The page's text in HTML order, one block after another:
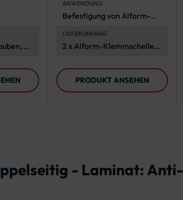
4
x
x
ANWENDUNG
Befestigung von Alform-
LIEFERUMFANG
2 x Alform-Klemmschelle,
Sechskantmuttern, 4 x
Unterlegscheiben
PRODUKT ANSEHEN
- Laminat: Anti-